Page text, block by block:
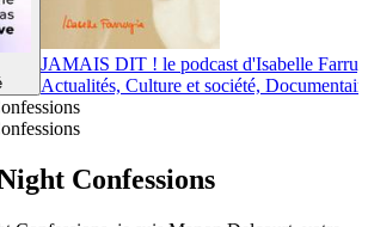
JAMAIS DIT ! le podcast d'Isabelle
Actualités, Culture et société,
Confessions